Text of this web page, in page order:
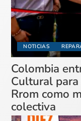
NOTICIAS
Colombia
Cultural
Rrom como
colectiva